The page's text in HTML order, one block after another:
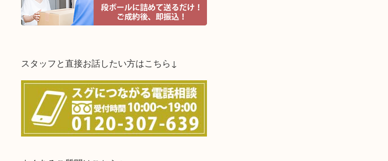
スタッフと直接お話したい方はこちら↓